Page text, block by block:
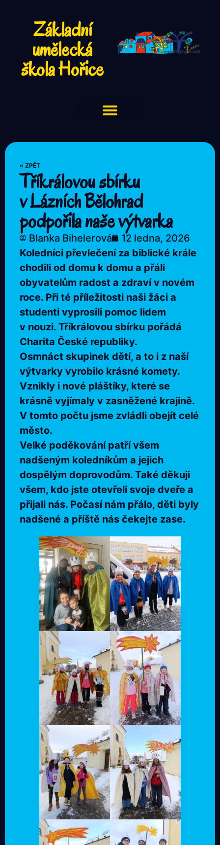
Základní
umělecká
škola Hořice
« ZPĚT
Tříkrálovou sbírku
v Lázních Bělohrad
podpořila naše výtvarka
Blanka Bihelerová
12 ledna, 2026
Koledníci převlečení za biblické krále
chodili od domu k domu a přáli
obyvatelům radost a zdraví v novém
roce. Při té příležitosti naši žáci a
studenti vyprosili pomoc lidem
v nouzi. Tříkrálovou sbírku pořádá
Charita České republiky.
Osmnáct skupinek dětí, a to i z naší
výtvarky vyrobilo krásné komety.
Vznikly i nové pláštíky, které se
krásně vyjímaly v zasněžené krajině.
V tomto počtu jsme zvládli obejít celé
město.
Velké poděkování patří všem
nadšeným koledníkům a jejich
dospělým doprovodům. Také děkuji
všem, kdo jste otevřeli svoje dveře a
přijali nás. Počasí nám přálo, děti byly
nadšené a příště nás čekejte zase.